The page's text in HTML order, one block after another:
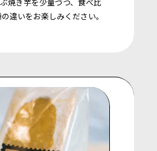
焼き芋を少量づつ、食べ比
違いをお楽しみください。